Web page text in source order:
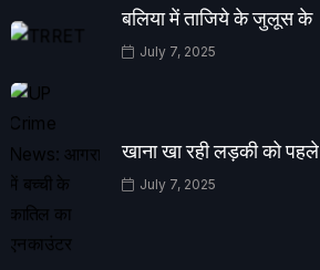
बलिया में ताजिये के जुलूस के
July 7, 2025
खाना खा रही लड़की को पहले
July 7, 2025